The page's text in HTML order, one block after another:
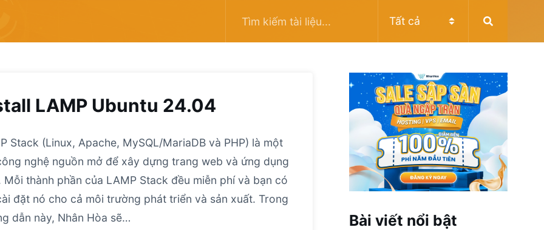
LAMP Ubuntu 24.04
Stack (Linux, Apache, MySQL/MariaDB và PHP) là một
nghệ nguồn mở để xây dựng trang web và ứng dụng
Mỗi thành phần của LAMP Stack đều miễn phí và bạn có
đặt nó cho cả môi trường phát triển và sản xuất. Trong
dẫn này, Nhân Hòa sẽ…
Bài viết nổi bật